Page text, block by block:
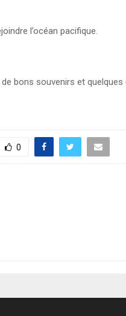
l’océan pacifique.
bons souvenirs et quelques
0